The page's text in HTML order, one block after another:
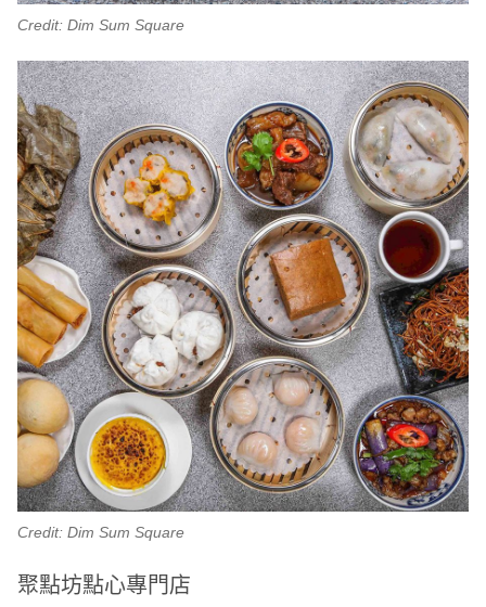
Credit: Dim Sum Square
Credit: Dim Sum Square
聚點坊點心專門店